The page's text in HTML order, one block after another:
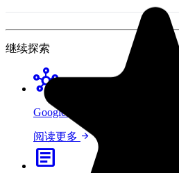
继续探索
hub
Google Tasks Boards
阅读更多 arrow_forward
article